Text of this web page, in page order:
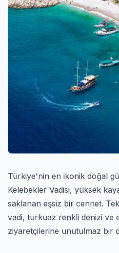
Türkiye'nin en ikonik doğal
Kelebekler Vadisi, yüksek
saklanan eşsiz bir cennet.
vadi, turkuaz renkli denizi ve
ziyaretçilerine unutulmaz bir